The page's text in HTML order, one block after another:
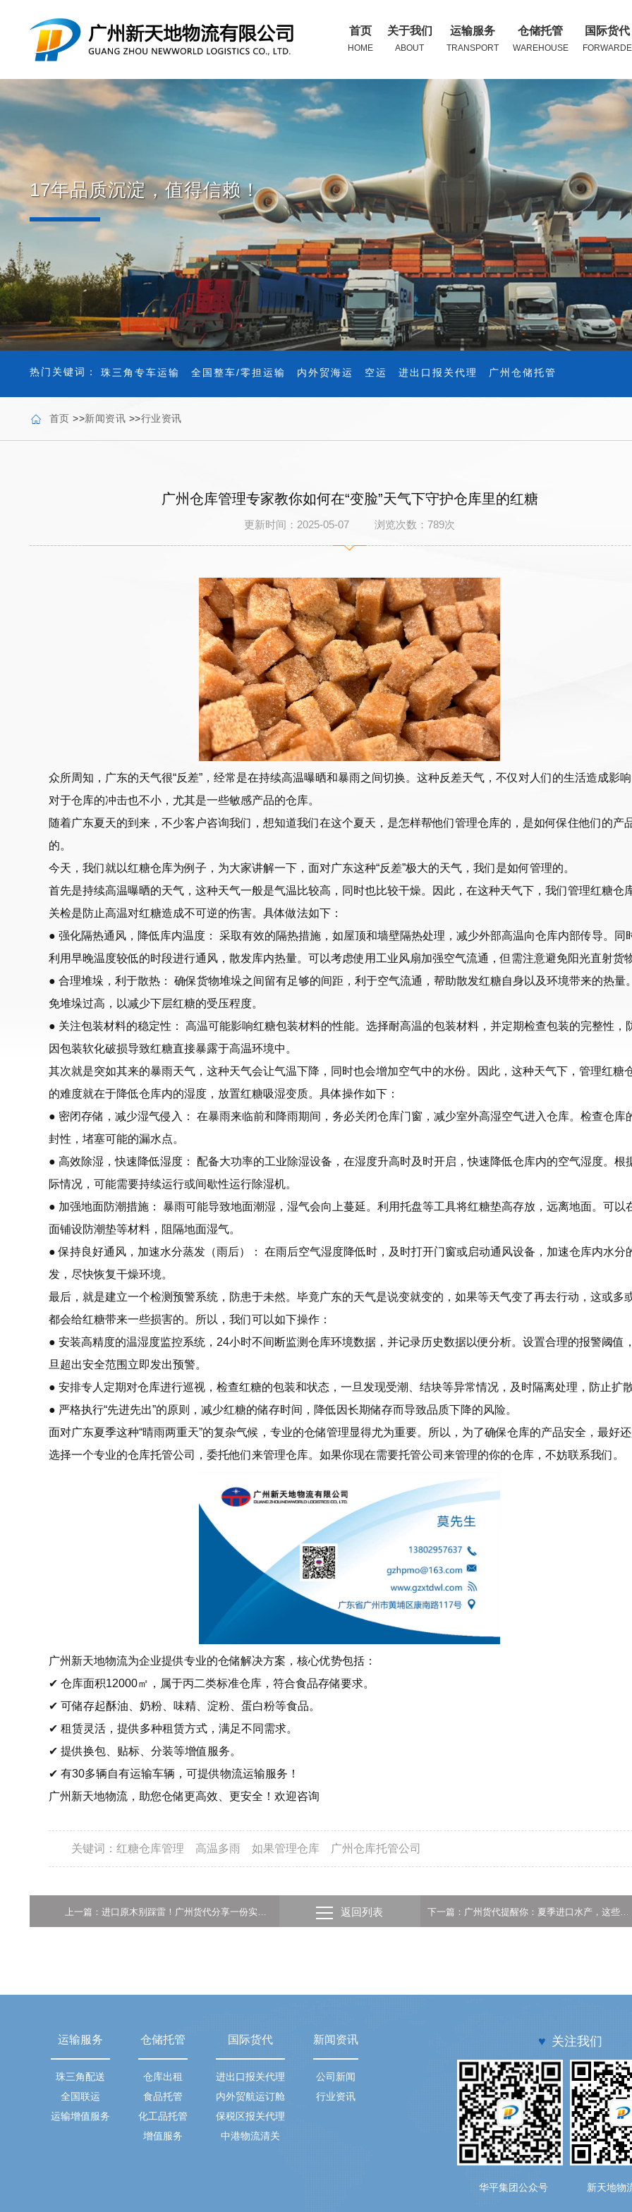
首页
HOME
关于我们
ABOUT
运输服务
TRANSPORT
仓储托管
WAREHOUSE
国际货代
FORWARDE
17年品质沉淀，值得信赖！
热门关键词： 珠三角专车运输 全国整车/零担运输 内外贸海运 空运 进出口报关代理 广州仓储托管
首页 >>新闻资讯 >>行业资讯
广州仓库管理专家教你如何在“变脸”天气下守护仓库里的红糖
更新时间：2025-05-07 浏览次数： 789次
众所周知，广东的天气很“反差”，经常是在持续高温曝晒和暴雨之间切换。这种反差天气，不仅对人们的生活造成影响
对于仓库的冲击也不小，尤其是一些敏感产品的仓库。
随着广东夏天的到来，不少客户咨询我们，想知道我们在这个夏天，是怎样帮他们管理仓库的，是如何保住他们的产
的。
今天，我们就以红糖仓库为例子，为大家讲解一下，面对广东这种“反差”极大的天气，我们是如何管理的。
首先是持续高温曝晒的天气，这种天气一般是气温比较高，同时也比较干燥。因此，在这种天气下，我们管理红糖仓
关检是防止高温对红糖造成不可逆的伤害。具体做法如下：
● 强化隔热通风，降低库内温度： 采取有效的隔热措施，如屋顶和墙壁隔热处理，减少外部高温向仓库内部传导。同
利用早晚温度较低的时段进行通风，散发库内热量。可以考虑使用工业风扇加强空气流通，但需注意避免阳光直射货物
● 合理堆垛，利于散热： 确保货物堆垛之间留有足够的间距，利于空气流通，帮助散发红糖自身以及环境带来的热量
免堆垛过高，以减少下层红糖的受压程度。
● 关注包装材料的稳定性： 高温可能影响红糖包装材料的性能。选择耐高温的包装材料，并定期检查包装的完整性，
因包装软化破损导致红糖直接暴露于高温环境中。
其次就是突如其来的暴雨天气，这种天气会让气温下降，同时也会增加空气中的水份。因此，这种天气下，管理红糖
的难度就在于降低仓库内的湿度，放置红糖吸湿变质。具体操作如下：
● 密闭存储，减少湿气侵入： 在暴雨来临前和降雨期间，务必关闭仓库门窗，减少室外高湿空气进入仓库。检查仓库
封性，堵塞可能的漏水点。
● 高效除湿，快速降低湿度： 配备大功率的工业除湿设备，在湿度升高时及时开启，快速降低仓库内的空气湿度。根
际情况，可能需要持续运行或间歇性运行除湿机。
● 加强地面防潮措施： 暴雨可能导致地面潮湿，湿气会向上蔓延。利用托盘等工具将红糖垫高存放，远离地面。可以
面铺设防潮垫等材料，阻隔地面湿气。
● 保持良好通风，加速水分蒸发（雨后）： 在雨后空气湿度降低时，及时打开门窗或启动通风设备，加速仓库内水分
发，尽快恢复干燥环境。
最后，就是建立一个检测预警系统，防患于未然。毕竟广东的天气是说变就变的，如果等天气变了再去行动，这或多
都会给红糖带来一些损害的。所以，我们可以如下操作：
● 安装高精度的温湿度监控系统，24小时不间断监测仓库环境数据，并记录历史数据以便分析。设置合理的报警阈值
旦超出安全范围立即发出预警。
● 安排专人定期对仓库进行巡视，检查红糖的包装和状态，一旦发现受潮、结块等异常情况，及时隔离处理，防止扩散
● 严格执行“先进先出”的原则，减少红糖的储存时间，降低因长期储存而导致品质下降的风险。
面对广东夏季这种“晴雨两重天”的复杂气候，专业的仓储管理显得尤为重要。所以，为了确保仓库的产品安全，最好
选择一个专业的仓库托管公司，委托他们来管理仓库。如果你现在需要托管公司来管理的你的仓库，不妨联系我们。
广州新天地物流为企业提供专业的仓储解决方案，核心优势包括：
✔ 仓库面积12000㎡，属于丙二类标准仓库，符合食品存储要求。
✔ 可储存起酥油、奶粉、味精、淀粉、蛋白粉等食品。
✔ 租赁灵活，提供多种租赁方式，满足不同需求。
✔ 提供换包、贴标、分装等增值服务。
✔ 有30多辆自有运输车辆，可提供物流运输服务！
广州新天地物流，助您仓储更高效、更安全！欢迎咨询
关键词： 红糖仓库管理 高温多雨 如果管理仓库 广州仓库托管公司
上一篇：进口原木别踩雷！广州货代分享一份实用的新西兰原木报关清单 下一篇：广州货代提醒你：夏季进口水产，这些报关流程你得清楚！
返回列表
运输服务
珠三角配送
全国联运
运输增值服务
仓储托管
仓库出租
食品托管
化工品托管
增值服务
国际货代
进出口报关代理
内外贸航运订舱
保税区报关代理
中港物流清关
新闻资讯
公司新闻
行业资讯
♥ 关注我们
华平集团公众号 新天地物